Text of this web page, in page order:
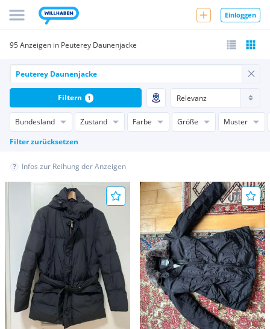
Einloggen
95 Anzeigen in Peuterey Daunenjacke
Bundesland Zustand Farbe Größe
Muster
Filter zurücksetzen
Filtern 1
Infos zur Reihung der Anzeigen